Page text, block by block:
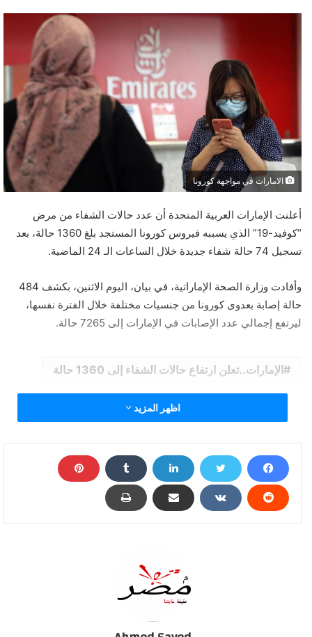
الامارات في مواجهة كورونا
أعلنت الإمارات العربية المتحدة أن عدد حالات الشفاء من مرض
“كوفيد-19” الذي يسببه فيروس كورونا المستجد بلغ 1360 حالة، بعد
تسجيل 74 حالة شفاء جديدة خلال الساعات الـ 24 الماضية.
وأفادت وزارة الصحة الإماراتية، في بيان، اليوم الاثنين، بكشف 484
حالة إصابة بعدوى كورونا من جنسيات مختلفة خلال الفترة نفسها،
ليرتفع إجمالي عدد الإصابات في الإمارات إلى 7265 حالة.
الإمارات..تعلن ارتفاع حالات الشفاء إلى 1360 حالة
اظهر المزيد